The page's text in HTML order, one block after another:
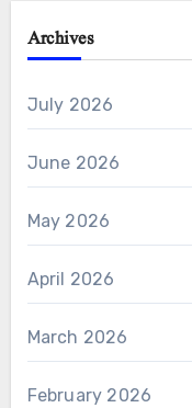
Archives
July 2026
June 2026
May 2026
April 2026
March 2026
February 2026